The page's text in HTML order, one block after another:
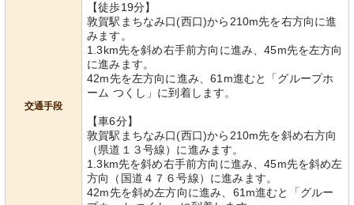
交通手段
【徒歩19分】
敦賀駅まちなみ口(西口)から210m先を右方向に進
みます。
1.3km先を斜め右手前方向に進み、45m先を左方向
に進みます。
42m先を左方向に進み、61m進むと「グループホ
ーム つくし」に到着します。
【車6分】
敦賀駅まちなみ口(西口)から210m先を斜め右方向
（県道１３号線）に進みます。
1.3km先を斜め右手前方向に進み、45m先を斜め左
方向（国道４７６号線）に進みます。
42m先を斜め左方向に進み、61m進むと「グルー